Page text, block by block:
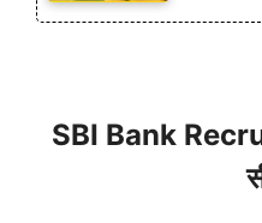
SBI Bank